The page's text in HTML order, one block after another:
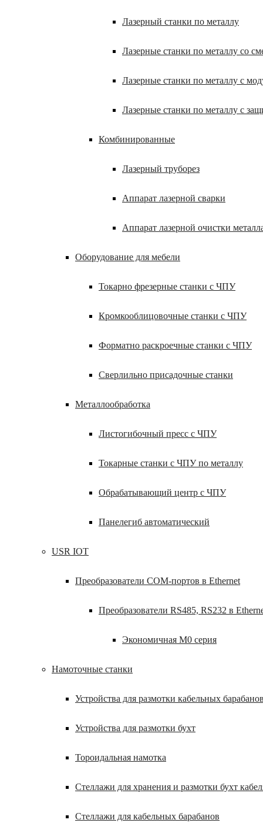
Лазерный станки по металлу
Лазерные станки по металлу со
Лазерные станки по металлу с
Лазерные станки по металлу с
Комбинированные
Лазерный труборез
Аппарат лазерной сварки
Аппарат лазерной очистки
Оборудование для мебели
Токарно фрезерные станки с ЧПУ
Кромкооблицовочные станки с ЧПУ
Форматно раскроечные станки с ЧПУ
Сверлильно присадочные станки
Металлообработка
Листогибочный пресс с ЧПУ
Токарные станки с ЧПУ по металлу
Обрабатывающий центр с ЧПУ
Панелегиб автоматический
USR IOT
Преобразователи COM-портов в Ethernet
Преобразователи RS485, RS232 в
Экономичная M0 серия
Намоточные станки
Устройства для размотки кабельных
Устройства для размотки бухт
Тороидальная намотка
Стеллажи для хранения и размотки бухт
Стеллажи для кабельных барабанов